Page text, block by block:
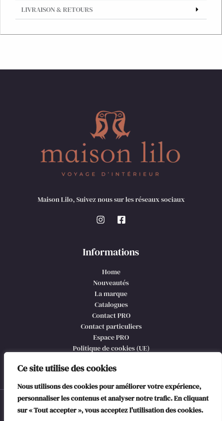
Ce site utilise des cookies
Nous utilisons des cookies pour améliorer votre expérience,
personnaliser les contenus et analyser notre trafic. En cliquant
sur « Tout accepter », vous acceptez l'utilisation des cookies.
LIVRAISON & RETOURS
Maison Lilo, Suivez nous sur les réseaux sociaux
Informations
Home
Nouveautés
La marque
Catalogues
Contact PRO
Contact particuliers
Espace PRO
Politique de cookies (UE)
© 2026 Maison Lilo, @copyright